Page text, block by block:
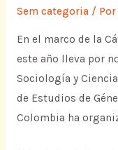
Sem categoria/ Por
En el marco de la
este año lleva por
Sociología y
de Estudios de
Colombia ha